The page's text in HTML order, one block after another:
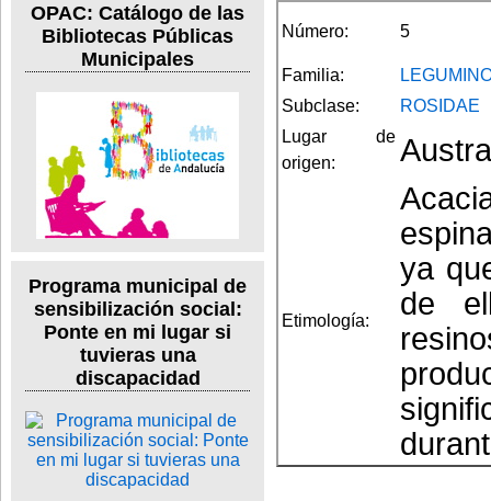
OPAC: Catálogo de las
Bibliotecas Públicas
Municipales
Programa municipal de
sensibilización social:
Ponte en mi lugar si
tuvieras una
discapacidad
Número: 5
Familia:
Subclase:
ROSIDAE
Lugar de
origen:
Etimología:
ya
de